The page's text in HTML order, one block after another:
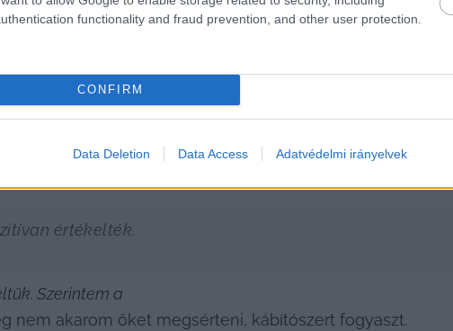
functionality and fraud prevention, and other user protection.
CONFIRM
Data Deletion Data Access Adatvédelmi irányelvek
pedig ki kell tiltaniuk az embert. Hangsúlyozta: ők a
legyenek kedvesek mellőzni a kábítószer-
értékelték.
Szerintem a
nem akarom őket megsérteni, kábítószert fogyaszt.